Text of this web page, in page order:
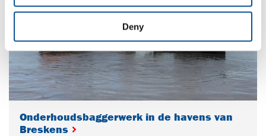
Deny
Onderhoudsbaggerwerk in de havens van
Breskens